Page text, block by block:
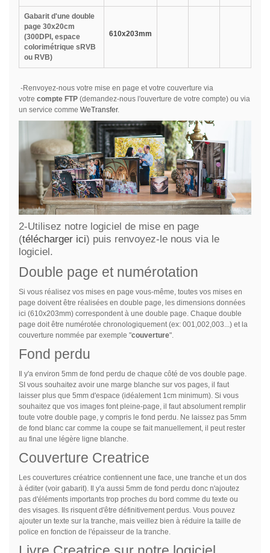
Gabarit d'une double
page 30x20cm
(300DPI, espace
colorimétrique sRVB
ou RVB)
610x203mm
-Renvoyez-nous votre mise en page et votre couverture via
votre compte FTP(demandez-nous l'ouverture de votre compte) ou via
un service comme WeTransfer.
2-Utilisez notre logiciel de mise en page
(télécharger ici) puis renvoyez-le nous via le
logiciel.
Double page et numérotation
Si vous réalisez vos mises en page vous-même, toutes vos mises en
page doivent être réalisées en double page, les dimensions données
ici (610x203mm) correspondent à une double page. Chaque double
page doit être numérotée chronologiquement (ex: 001,002,003...) et la
couverture nommée par exemple "couverture".
Fond perdu
Il y'a environ 5mm de fond perdu de chaque côté de vos double page.
SI vous souhaitez avoir une marge blanche sur vos pages, il faut
laisser plus que 5mm d'espace (idéalement 1cm minimum). Si vous
souhaitez que vos images font pleine-page, il faut absolument remplir
toute votre double page, y compris le fond perdu. Ne laissez pas 5mm
de fond blanc car comme la coupe se fait manuellement, il peut rester
au final une légère ligne blanche.
Couverture Creatrice
Les couvertures créatrice contiennent une face, une tranche et un dos
à éditer (voir gabarit). Il y'a aussi 5mm de fond perdu donc n'ajoutez
pas d'éléments importants trop proches du bord comme du texte ou
des visages. Ils risquent d'être définitivement perdus. Vous pouvez
ajouter un texte sur la tranche, mais veillez bien à réduire la taille de
police en fonction de l'épaisseur de la tranche.